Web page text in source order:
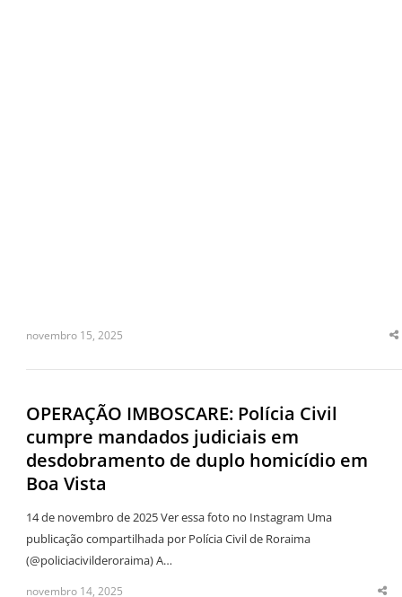
novembro 15, 2025
OPERAÇÃO IMBOSCARE: Polícia Civil
cumpre mandados judiciais em
desdobramento de duplo homicídio em
Boa Vista
14 de novembro de 2025 Ver essa foto no Instagram Uma
publicação compartilhada por Polícia Civil de Roraima
(@policiacivilderoraima) A…
novembro 14, 2025